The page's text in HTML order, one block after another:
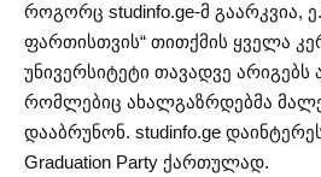
როგორც studinfo.ge-მ გაარკვია,
ფართისთვის“ თითქმის ყველა
უნივერსიტეტი თავადვე არიგებს
რომლებიც ახალგაზრდებმა
დააბრუნონ. studinfo.ge
Graduation Party ქართულად.